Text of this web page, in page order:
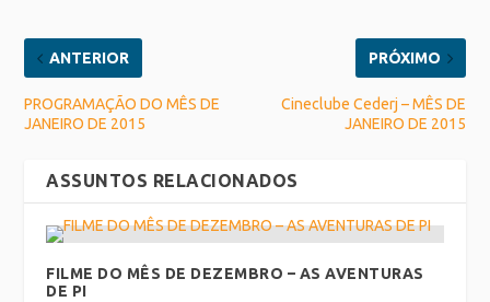
ANTERIOR
PROGRAMAÇÃO DO MÊS DE
JANEIRO DE 2015
PRÓXIMO
Cineclube Cederj – MÊS DE
JANEIRO DE 2015
ASSUNTOS RELACIONADOS
FILME DO MÊS DE DEZEMBRO – AS AVENTURAS
DE PI